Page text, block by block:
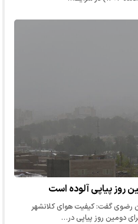
روز پیاپی آلوده است
گفت: کیفیت هوای کلانشهر